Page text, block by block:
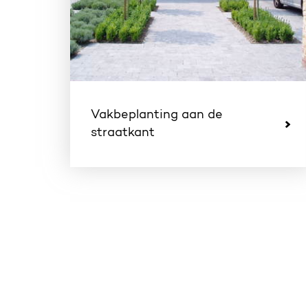
Vakbeplanting aan de
straatkant